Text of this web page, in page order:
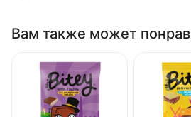
Вам также может